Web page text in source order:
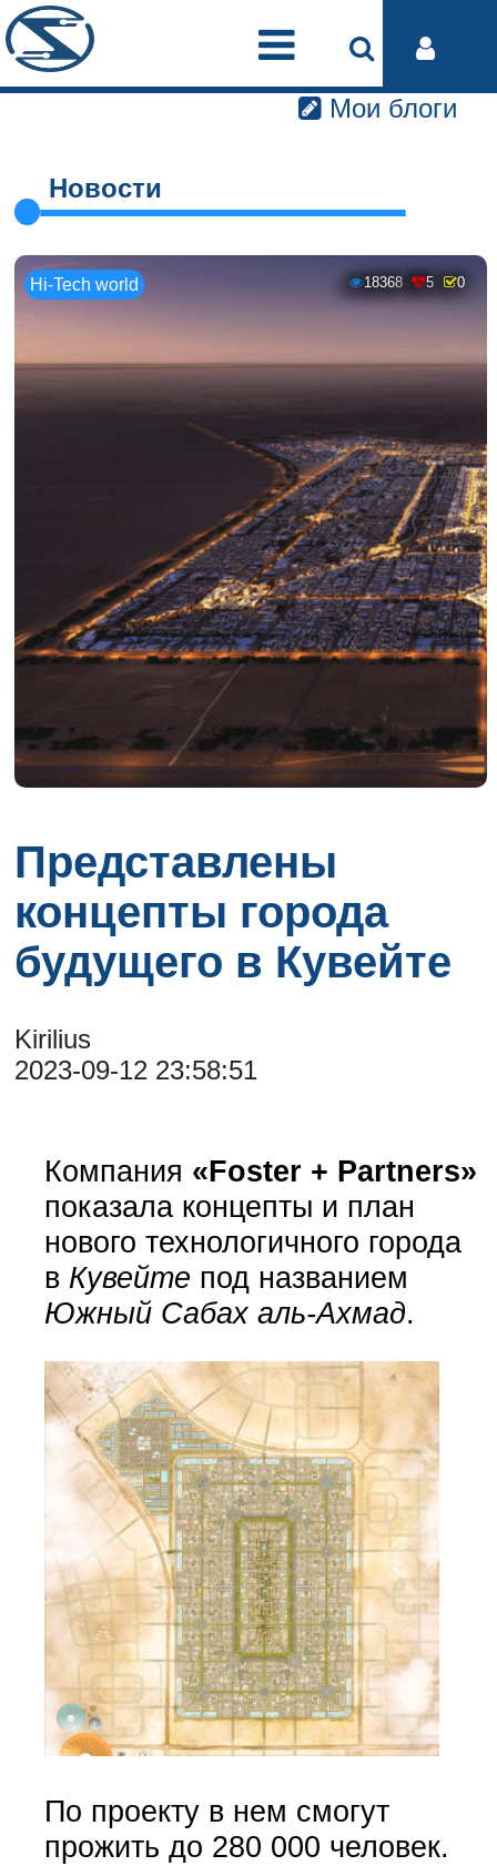
Мои блоги
Новости
Hi-Tech world 18368 5 0
Представлены
концепты города
будущего в Кувейте
Kirilius
2023-09-12 23:58:51
Компания «Foster + Partners»
показала концепты и план
нового технологичного города
вКувейте под названием
Южный Сабах аль-Ахмад.
По проекту в нем смогут
прожить до 280 000 человек.